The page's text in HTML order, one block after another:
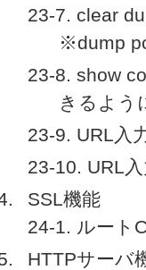
23-7. clear
※dump
23-8. show
きるよう
23-9. URL入
23-10. URL
SSL機能
24-1. ルート
HTTPサーバ